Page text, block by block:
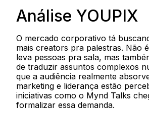
Análise YOUPIX
O mercado corporativo tá
mais creators pra palestras. Não
leva pessoas pra sala, mas
de traduzir assuntos complexos
que a audiência realmente
marketing e liderança estão
iniciativas como o Mynd Talks
formalizar essa demanda.